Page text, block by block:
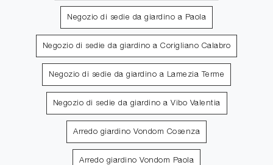
Negozio di sedie da giardino a Paola
Negozio di sedie da giardino a Corigliano Calabro
Negozio di sedie da giardino a Lamezia Terme
Negozio di sedie da giardino a Vibo Valentia
Arredo giardino Vondom Cosenza
Arredo giardino Vondom Paola